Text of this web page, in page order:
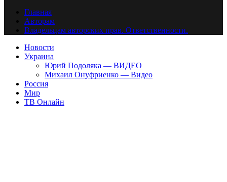
Главная
Авторам
Владельцам авторских прав. Ответственности.
Новости
Украина
Юрий Подоляка — ВИДЕО
Михаил Онуфриенко — Видео
Россия
Мир
ТВ Онлайн